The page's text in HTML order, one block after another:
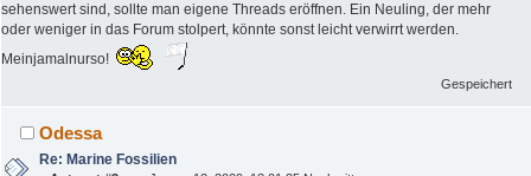
sehenswert sind, sollte man eigene Threads eröffnen. Ein Neuling, der mehr
oder weniger in das Forum stolpert, könnte sonst leicht verwirrt werden.
Meinjamalnurso!
Gespeichert
Odessa
Re: Marine Fossilien